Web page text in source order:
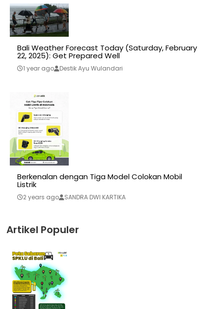
Bali Weather Forecast Today (Saturday, February
22, 2025): Get Prepared Well
1 year ago Destik Ayu Wulandari
Berkenalan dengan Tiga Model Colokan Mobil
Listrik
2 years ago SANDRA DWI KARTIKA
Artikel Populer